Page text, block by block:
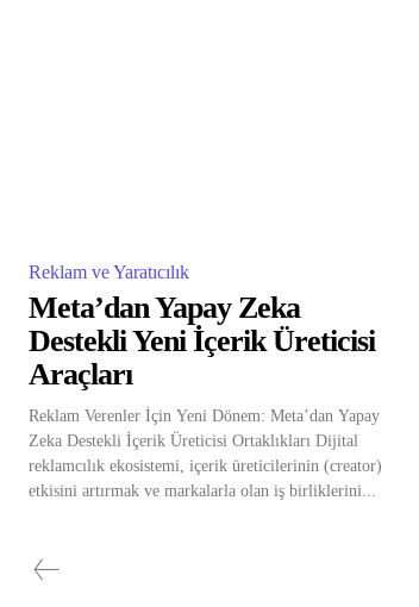
Reklam ve Yaratıcılık
Meta’dan Yapay Zeka
Destekli Yeni İçerik Üreticisi
Araçları
Reklam Verenler İçin Yeni Dönem: Meta’dan Yapay
Zeka Destekli İçerik Üreticisi Ortaklıkları Dijital
reklamcılık ekosistemi, içerik üreticilerinin (creator)
etkisini artırmak ve markalarla olan iş birliklerini...